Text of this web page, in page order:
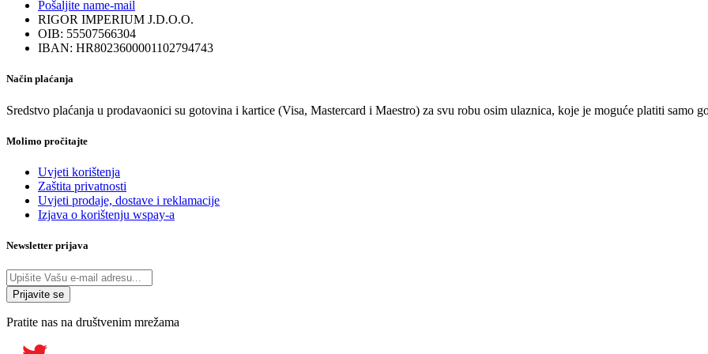
Pošaljite name-mail
RIGOR IMPERIUM J.D.O.O.
OIB: 55507566304
IBAN: HR8023600001102794743
Način plaćanja
Sredstvo plaćanja u prodavaonici su gotovina i kartice (Visa, Mastercard i Maestro) za svu robu osim ulaznica, koje je moguće platiti samo
Molimo pročitajte
Uvjeti korištenja
Zaštita privatnosti
Uvjeti prodaje, dostave i reklamacije
Izjava o korištenju wspay-a
Newsletter prijava
Pratite nas na društvenim mrežama